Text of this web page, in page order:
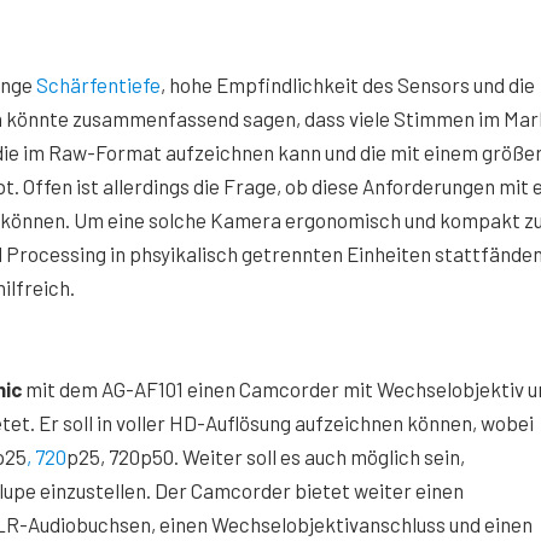
Schärfentiefe, hohe Empfindlichkeit des Sensors und die
zusammenfassend sagen, dass viele Stimmen im
im Raw-Format aufzeichnen kann und die mit einem
Offen ist allerdings die Frage, ob diese Anforderungen mit
Um eine solche Kamera ergonomisch und kompakt
in phsyikalisch getrennten Einheiten
mit dem AG-AF101 einen Camcorder mit Wechselobjektiv
Er soll in voller HD-Auflösung aufzeichnen können, wobei
, 720p25, 720p50. Weiter soll es auch möglich sein,
einzustellen. Der Camcorder bietet weiter einen
Audiobuchsen, einen Wechselobjektivanschluss und einen